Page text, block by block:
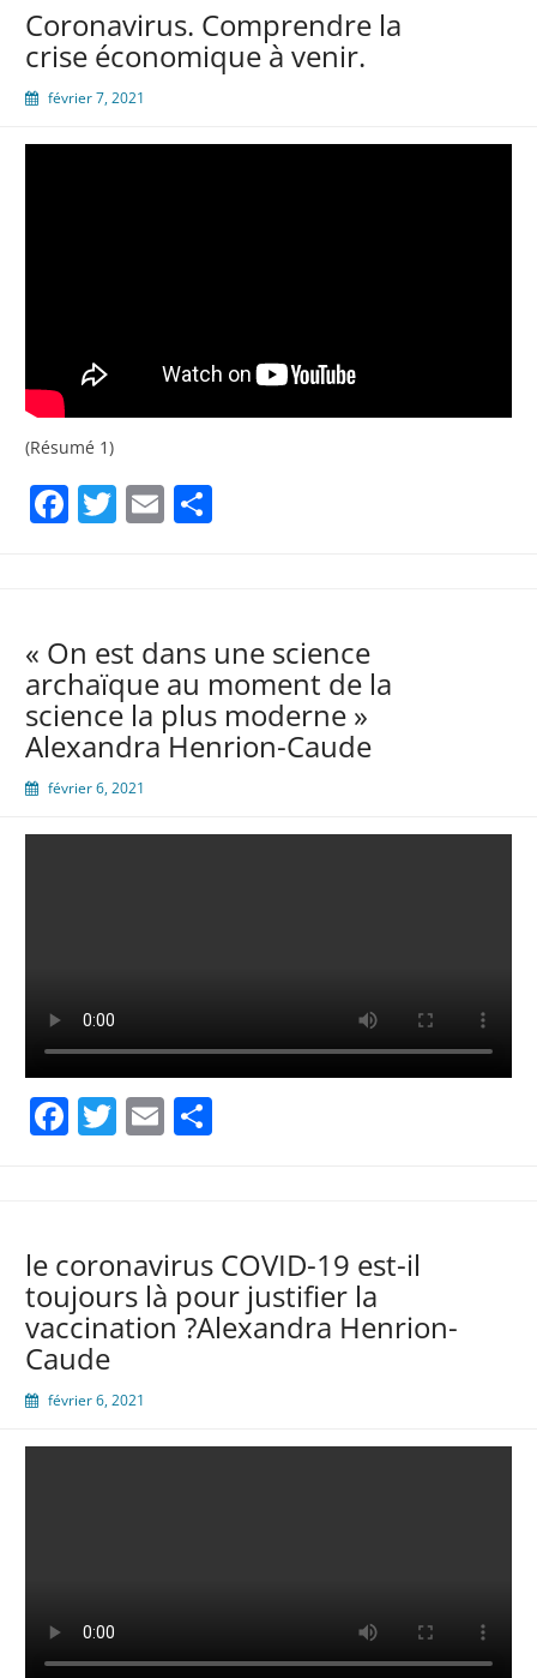
Coronavirus. Comprendre la
crise économique à venir.
février 7, 2021
(Résumé 1)
Facebook
Twitter
Email
« On est dans une science
archaïque au moment de la
science la plus moderne »
Alexandra Henrion-Caude
février 6, 2021
Facebook
Twitter
Email
le coronavirus COVID-19 est-il
toujours là pour justifier la
vaccination ?Alexandra Henrion-
Caude
février 6, 2021